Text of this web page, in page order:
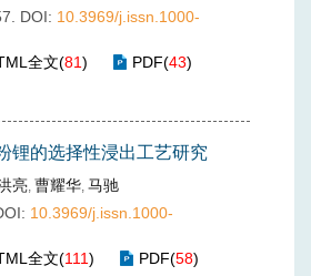
DOI: 10.3969/j.issn.1000-
全文(81) PDF(43)
锂的选择性浸出工艺研究
亮, 曹耀华, 马驰
10.3969/j.issn.1000-
全文(111) PDF(58)